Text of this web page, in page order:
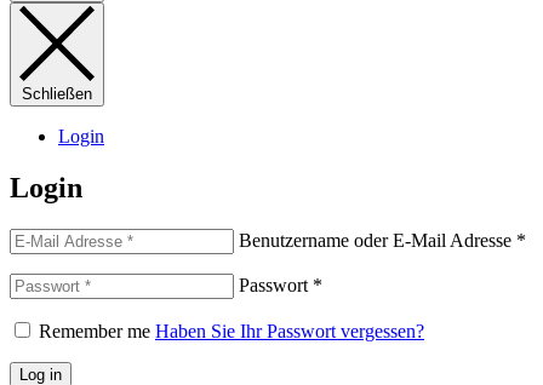
Schließen
Login
Login
Benutzername oder E-Mail Adresse *
Passwort *
Remember me Haben Sie Ihr Passwort vergessen?
Log in